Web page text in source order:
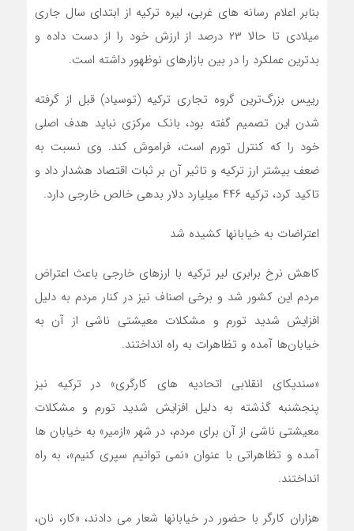
بنابر اعلام رسانه های غربی، لیره ترکیه از ابتدای سال جاری
میلادی تا حالا ۲۳ درصد از ارزش خود را از دست داده و
بدترین عملکرد را در بین بازارهای نوظهور داشته‌ است.
رییس بزرگ‌ترین گروه تجاری ترکیه (توسیاد) قبل‌ از گرفته
شدن این تصمیم گفته بود، بانک مرکزی نباید هدف اصلی
خود را که کنترل تورم است، فراموش کند. وی نسبت به
ضعف بیشتر ارز ترکیه و تاثیر آن بر ثبات اقتصاد هشدار داد و
تاکید کرد، ترکیه ۴۴۶ میلیارد دلار بدهی خالص خارجی دارد.
اعتراضات به خیابانها کشیده شد
کاهش نرخ برابری لیر ترکیه با ارزهای خارجی باعث اعتراض
مردم این کشور شد و برخی اصناف نیز در کنار مردم به دلیل
افزایش شدید تورم و مشکلات معیشتی ناشی از آن به
خیابان‌ها آمده و تظاهرات به راه انداختند.
«سندیکای انقلابی اتحادیه های کارگری» در ترکیه نیز
پنجشنبه گذشته به دلیل افزایش شدید تورم و مشکلات
معیشتی ناشی از آن برای مردم، در شهر «ازمیر» به خیابان ها
آمده و تظاهراتی با عنوان «نمی توانیم سپری کنیم»، به راه
انداختند.
هزاران کارگر با حضور در خیابانها شعار می دادند، «کار، نان،